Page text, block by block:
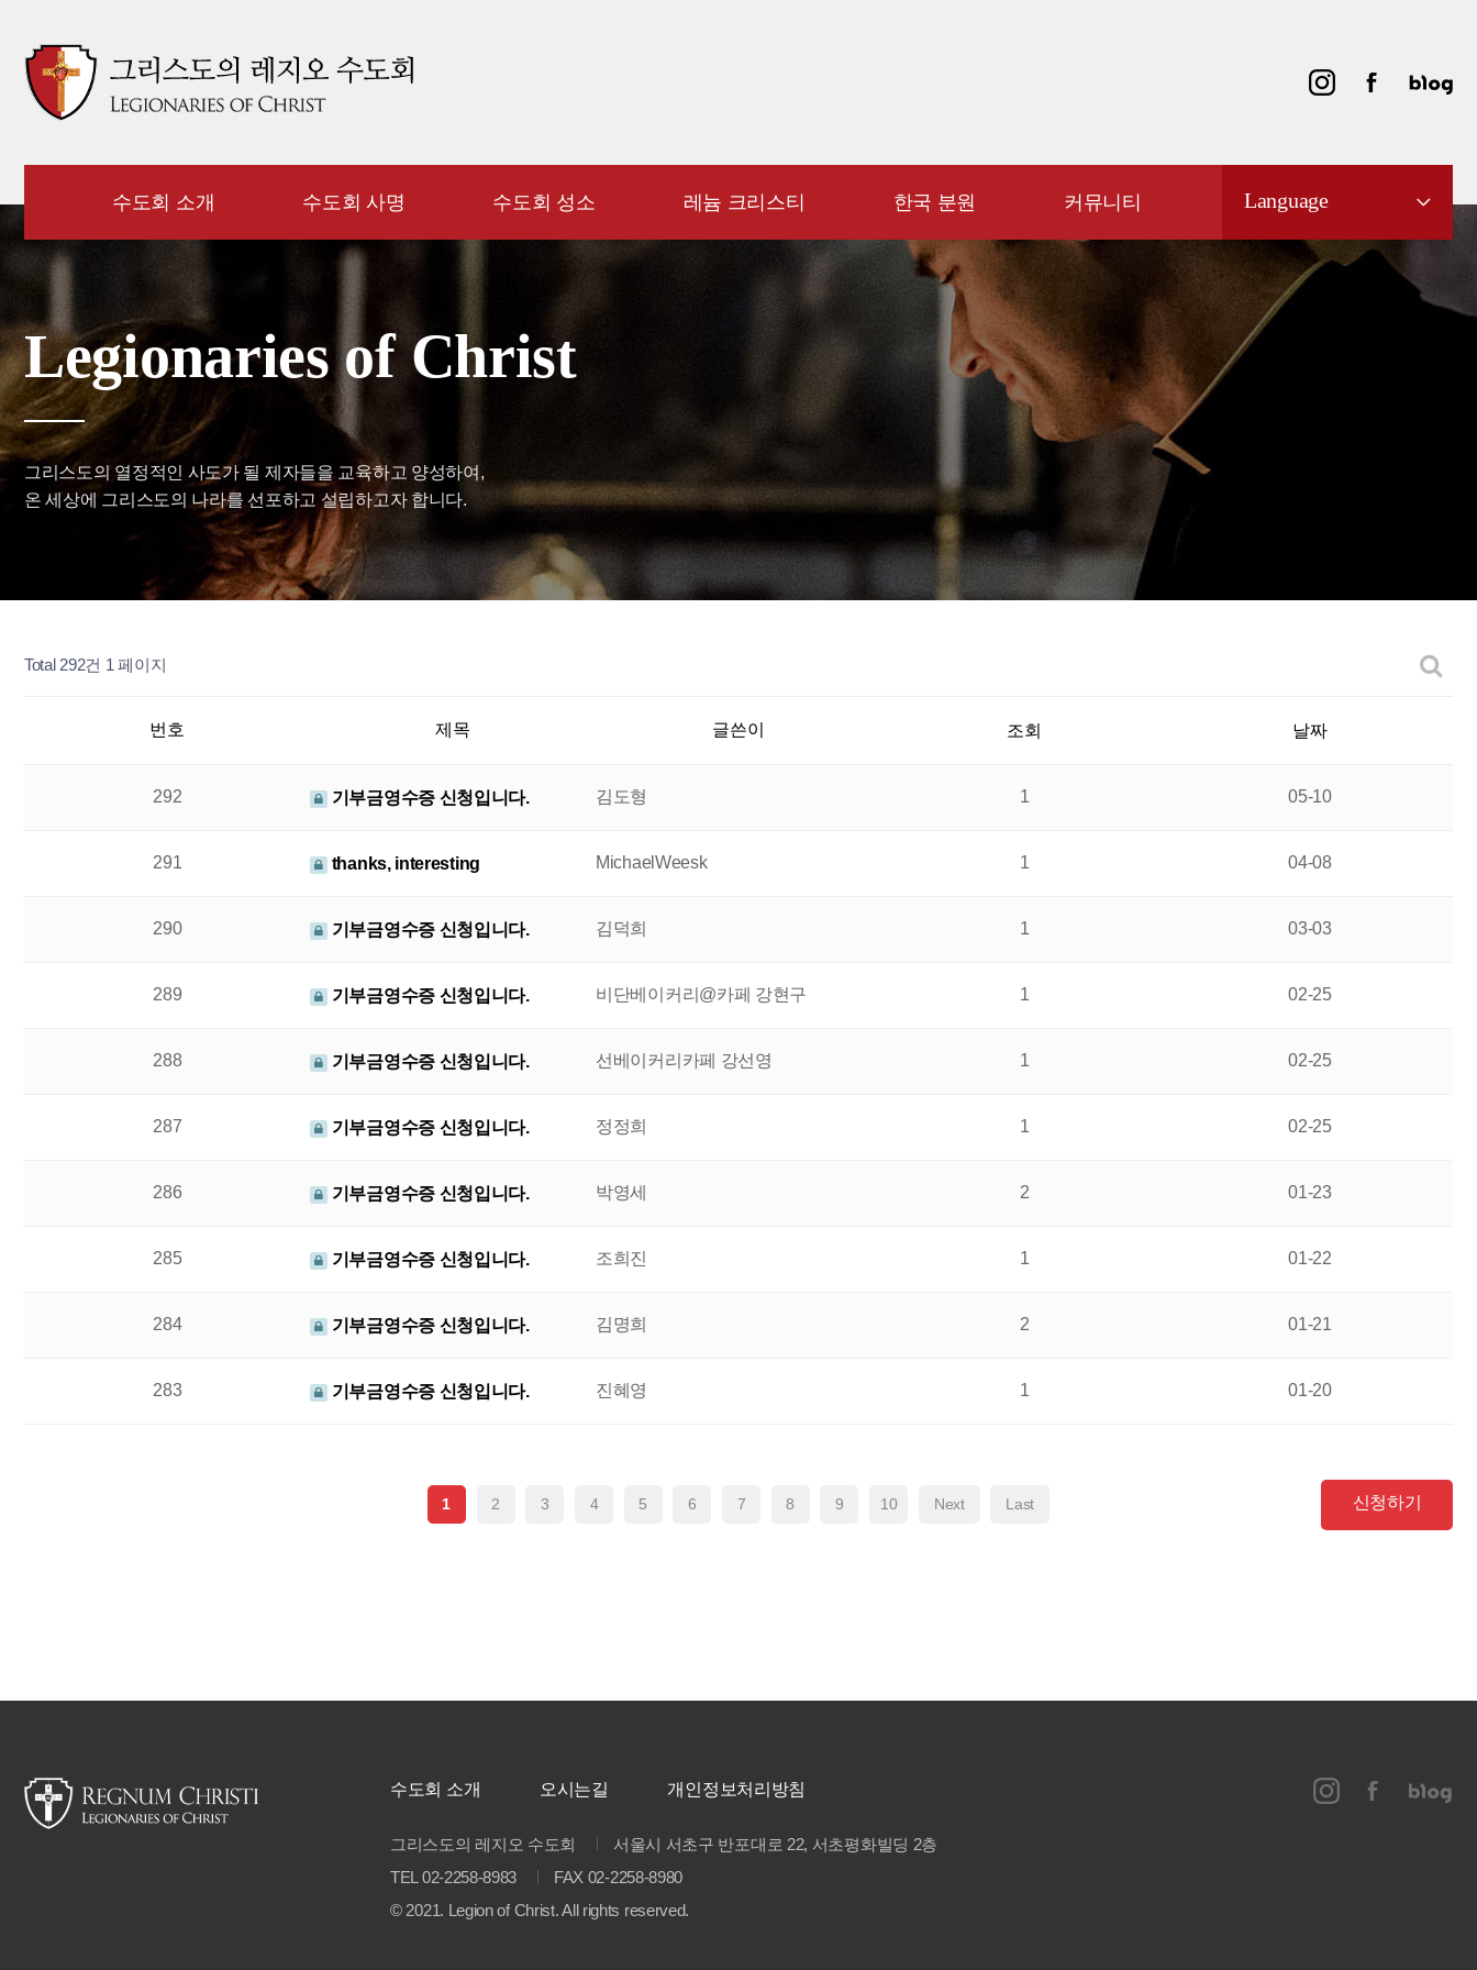
수도회 소개 수도회 사명 수도회 성소 레늄 크리스티 한국 분원 커뮤니티 Language
Legionaries of Christ
그리스도의 열정적인 사도가 될 제자들을 교육하고 양성하여,
온 세상에 그리스도의 나라를 선포하고 설립하고자 합니다.
Total 292건 1 페이지
번호 제목 글쓴이 조회 날짜
292 기부금영수증 신청입니다. 김도형 1 05-10
291 thanks, interesting MichaelWeesk 1 04-08
290 기부금영수증 신청입니다. 김덕희 1 03-03
289 기부금영수증 신청입니다. 비단베이커리@카페 강현구 1 02-25
288 기부금영수증 신청입니다. 선베이커리카페 강선영 1 02-25
287 기부금영수증 신청입니다. 정정희 1 02-25
286 기부금영수증 신청입니다. 박영세 2 01-23
285 기부금영수증 신청입니다. 조희진 1 01-22
284 기부금영수증 신청입니다. 김명희 2 01-21
283 기부금영수증 신청입니다. 진혜영 1 01-20
1 2 3 4 5 6 7 8 9 10 Next Last 신청하기
수도회 소개 오시는길 개인정보처리방침
그리스도의 레지오 수도회
서울시 서초구 반포대로 22, 서초평화빌딩 2층
TEL 02-2258-8983
FAX 02-2258-8980
© 2021. Legion of Christ. All rights reserved.